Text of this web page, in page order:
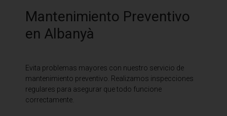
Mantenimiento Preventivo
en Albanyà
Evita problemas mayores con nuestro servicio de
mantenimiento preventivo. Realizamos inspecciones
regulares para asegurar que todo funcione
correctamente.